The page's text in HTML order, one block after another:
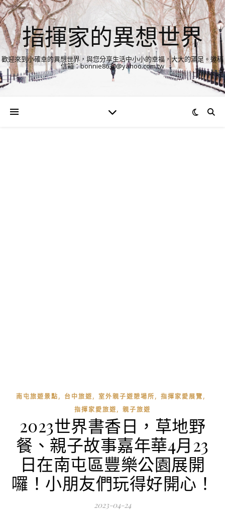
指揮家的異想世界
歡迎來到小確幸的異想世界，與您分享生活中小小的幸福，大大的滿足。邀稿
信箱：bonnie8630@yahoo.com.tw
南屯旅遊景點, 台中旅遊, 室外親子遊憩場所, 指揮家愛展覽,
指揮家愛旅遊, 親子旅遊
2023世界書香日，草地野
餐、親子故事嘉年華4月23
日在南屯區豐樂公園展開
囉！小朋友們玩得好開心！
2023-04-24